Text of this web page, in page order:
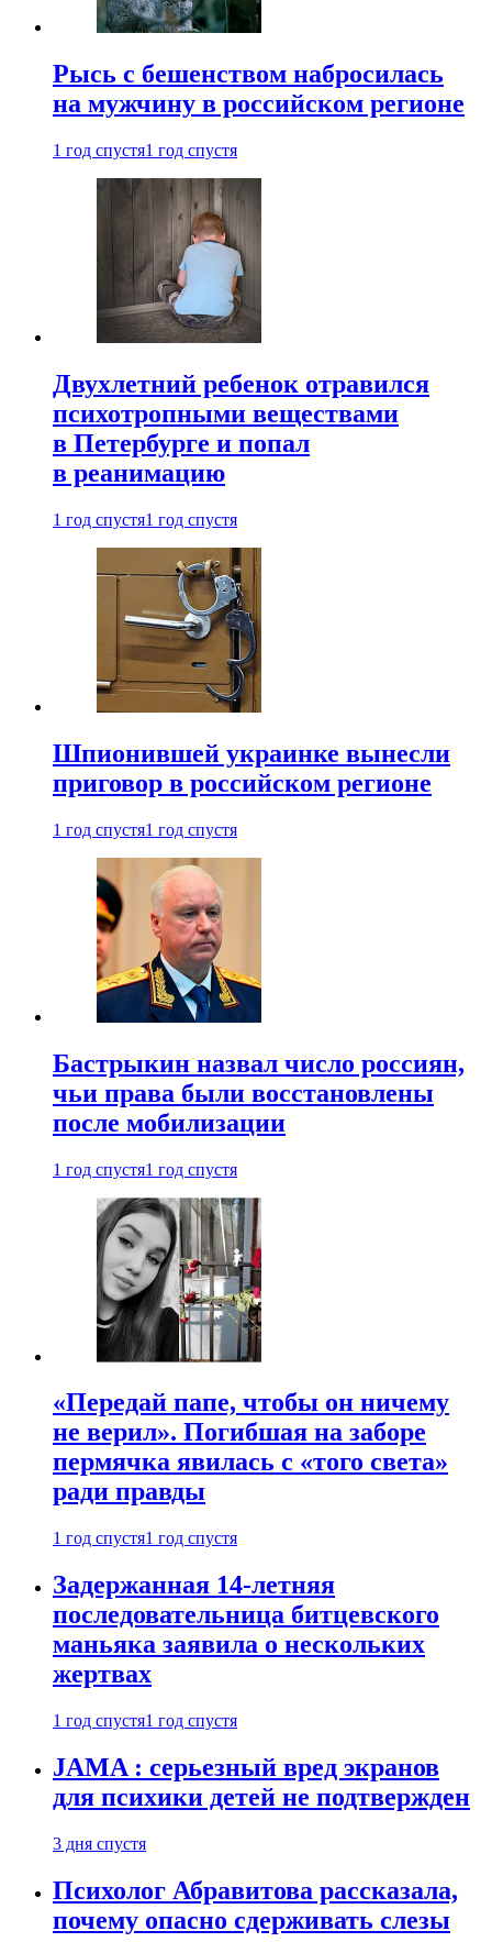
Рысь с бешенством набросилась
на мужчину в российском регионе
1 год спустя1 год спустя
Двухлетний ребенок отравился
психотропными веществами
в Петербурге и попал
в реанимацию
1 год спустя1 год спустя
Шпионившей украинке вынесли
приговор в российском регионе
1 год спустя1 год спустя
Бастрыкин назвал число россиян,
чьи права были восстановлены
после мобилизации
1 год спустя1 год спустя
«Передай папе, чтобы он ничему
не верил». Погибшая на заборе
пермячка явилась с «того света»
ради правды
1 год спустя1 год спустя
Задержанная 14-летняя
последовательница битцевского
маньяка заявила о нескольких
жертвах
1 год спустя1 год спустя
JAMA : серьезный вред экранов
для психики детей не подтвержден
3 дня спустя
Психолог Абравитова рассказала,
почему опасно сдерживать слезы